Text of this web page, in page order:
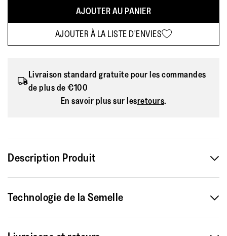
AJOUTER AU PANIER
AJOUTER À LA LISTE D'ENVIES
Livraison standard gratuite pour les commandes
de plus de €100
En savoir plus sur lesretours.
Description Produit
combinano uno stile moderno e raffinato con l'estrema
Technologie de la Semelle